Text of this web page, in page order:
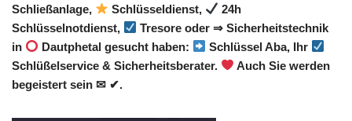
Schließanlage,
Schlüsseldienst,
24h
Schlüsselnotdienst,
Tresore oder ⇒ Sicherheitstechnik
in
Dautphetal gesucht haben:
Schlüssel Aba, Ihr
Schlüßelservice & Sicherheitsberater.
Auch Sie werden
begeistert sein ✉ ✔.